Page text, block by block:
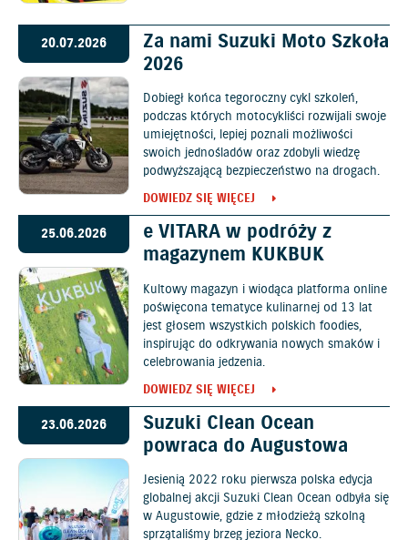
20.07.2026
Za nami Suzuki Moto Szkoła
2026
Dobiegł końca tegoroczny cykl szkoleń,
podczas których motocykliści rozwijali swoje
umiejętności, lepiej poznali możliwości
swoich jednośladów oraz zdobyli wiedzę
podwyższającą bezpieczeństwo na drogach.
DOWIEDZ SIĘ WIĘCEJ
25.06.2026
e VITARA w podróży z
magazynem KUKBUK
Kultowy magazyn i wiodąca platforma online
poświęcona tematyce kulinarnej od 13 lat
jest głosem wszystkich polskich foodies,
inspirując do odkrywania nowych smaków i
celebrowania jedzenia.
DOWIEDZ SIĘ WIĘCEJ
23.06.2026
Suzuki Clean Ocean
powraca do Augustowa
Jesienią 2022 roku pierwsza polska edycja
globalnej akcji Suzuki Clean Ocean odbyła się
w Augustowie, gdzie z młodzieżą szkolną
sprzątaliśmy brzeg jeziora Necko.